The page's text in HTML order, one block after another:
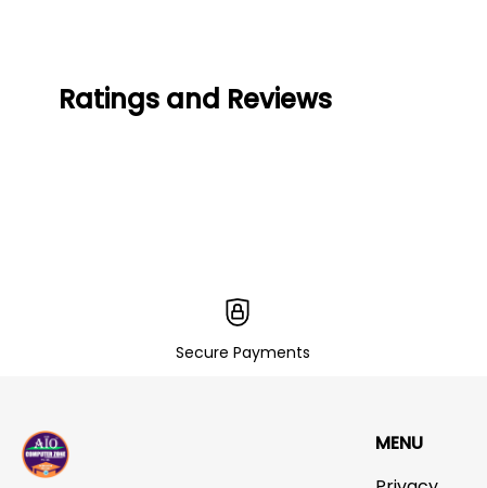
Ratings and Reviews
Secure Payments
MENU